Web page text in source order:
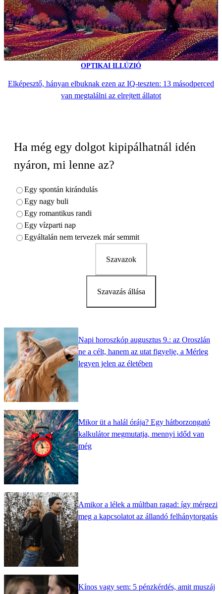
OPTIKAI ILLÚZIÓ
Elképesztő, hányan elbuknak ezen az IQ-teszten: 13 másodperced
van megtalálni az elrejtett állatot
Ha még egy dolgot kipipálhatnál idén
nyáron, mi lenne az?
Egy spontán kirándulás
Egy nagy buli
Egy romantikus randi
Egy vízparti nap
Egyáltalán nem tervezek már semmit
Szavazok
Szavazás állása
Napi horoszkóp augusztus 9.: az Oroszlán
ne a célt, hanem az utat figyelje, a Mérleg
legyen jelen az életében
Mikor üt a halál órája? Egy hátborzongató
kalkulátor megmutatja, mennyi időd van
még
Amikor a lélek a múltban ragad: így mérgezi
meg a kapcsolatot az állandó felhánytorgatás
Kínos vagy sem: 5 pénzkérdés, amit muszáj